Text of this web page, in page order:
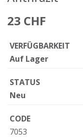
23 CHF
VERFÜGBARKEIT
Auf Lager
STATUS
Neu
CODE
7053